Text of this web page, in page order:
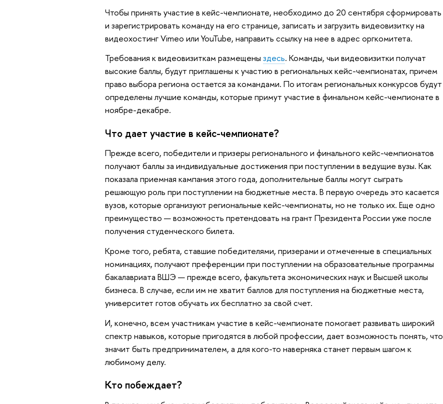
Чтобы принять участие в кейс-чемпионате, необходимо до 20 сентября сформировать
и зарегистрировать команду на его странице, записать и загрузить видеовизитку на
видеохостинг Vimeo или YouTube, направить ссылку на нее в адрес оргкомитета.
Требования к видеовизиткам размещены здесь. Команды, чьи видеовизитки получат
высокие баллы, будут приглашены к участию в региональных кейс-чемпионатах, причем
право выбора региона остается за командами. По итогам региональных конкурсов будут
определены лучшие команды, которые примут участие в финальном кейс-чемпионате в
ноябре-декабре.
Что дает участие в кейс-чемпионате?
Прежде всего, победители и призеры регионального и финального кейс-чемпионатов
получают баллы за индивидуальные достижения при поступлении в ведущие вузы. Как
показала приемная кампания этого года, дополнительные баллы могут сыграть
решающую роль при поступлении на бюджетные места. В первую очередь это касается
вузов, которые организуют региональные кейс-чемпионаты, но не только их. Еще одно
преимущество — возможность претендовать на грант Президента России уже после
получения студенческого билета.
Кроме того, ребята, ставшие победителями, призерами и отмеченные в специальных
номинациях, получают преференции при поступлении на образовательные программы
бакалавриата ВШЭ — прежде всего, факультета экономических наук и Высшей школы
бизнеса. В случае, если им не хватит баллов для поступления на бюджетные места,
университет готов обучать их бесплатно за свой счет.
И, конечно, всем участникам участие в кейс-чемпионате помогает развивать широкий
спектр навыков, которые пригодятся в любой профессии, дает возможность понять, что
значит быть предпринимателем, а для кого-то наверняка станет первым шагом к
любимому делу.
Кто побеждает?